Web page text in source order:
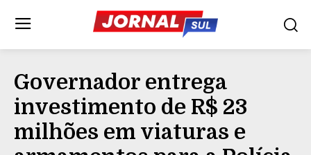
Governador entrega
investimento de R$ 23
milhões em viaturas e